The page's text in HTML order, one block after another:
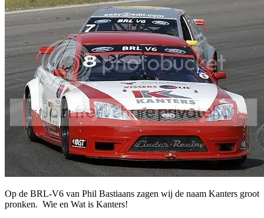
Op de BRL-V6 van Phil Bastiaans zagen wij de naam Kanters groot
pronken. Wie en Wat is Kanters!